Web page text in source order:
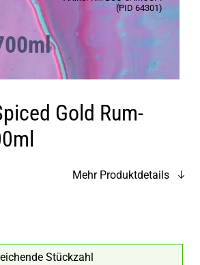
(PID 64301)
Gold Rum-
Mehr Produktdetails
Stückzahl